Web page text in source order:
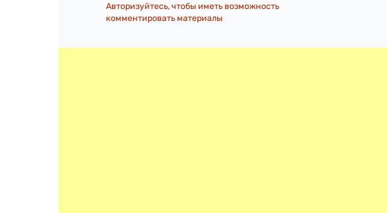
Авторизуйтесь, чтобы иметь возможность
комментировать материалы